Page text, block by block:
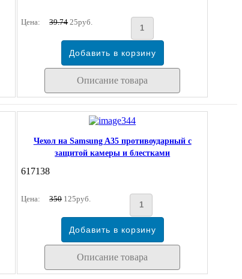
Цена: 39.7425руб.
Описание товара
Чехол на Samsung A35 противоударный с
защитой камеры и блестками
617138
Цена: 350125руб.
Описание товара